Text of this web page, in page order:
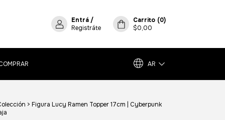
Entrá /
Registráte
Carrito (0)
$0,00
AR
> Figura Lucy Ramen Topper 17cm | Cyberpunk